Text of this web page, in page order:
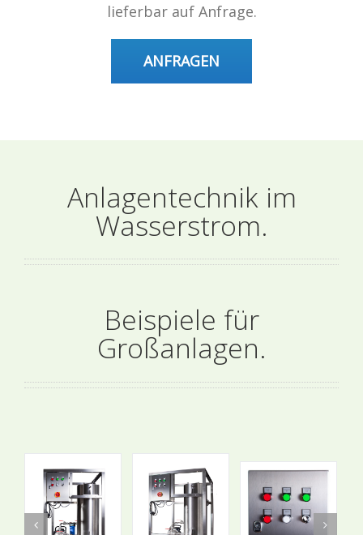
lieferbar auf Anfrage.
ANFRAGEN
Anlagentechnik im
Wasserstrom.
Beispiele für
Großanlagen.